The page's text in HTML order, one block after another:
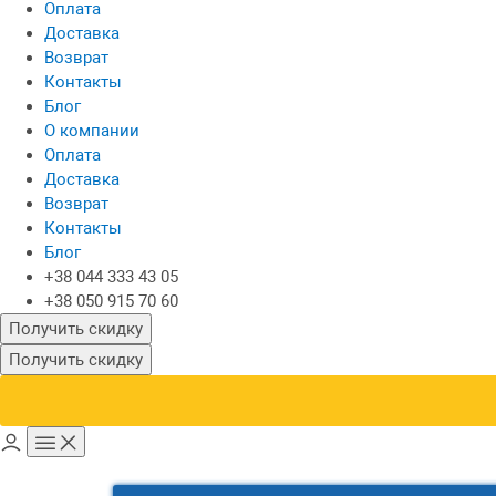
Оплата
Доставка
Возврат
Контакты
Блог
О компании
Оплата
Доставка
Возврат
Контакты
Блог
+38 044 333 43 05
+38 050 915 70 60
Получить скидку
Получить скидку